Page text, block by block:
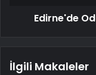
Edirne'de
İlgili Makaleler